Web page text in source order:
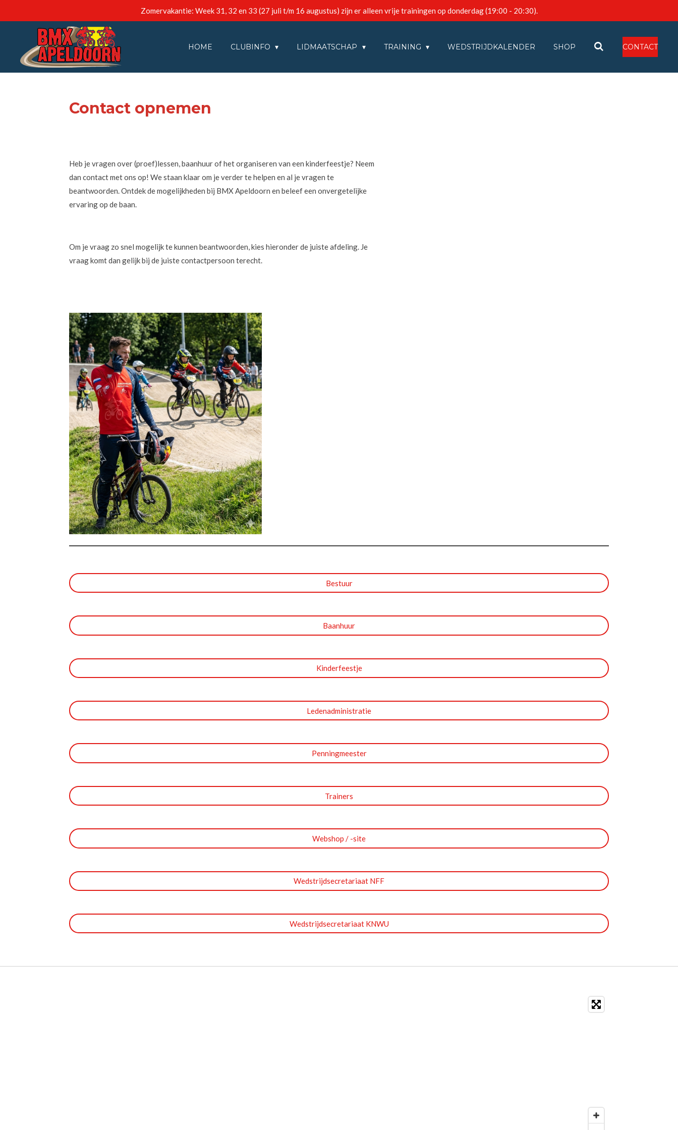
hoofdinhoud
Zomervakantie: Week 31, 32 en 33 (27 juli t/m 16 augustus) zijn er alleen vrije trainingen op donderdag (19:00 - 20:30).
HOME CLUBINFO LIDMAATSCHAP TRAINING WEDSTRIJDKALENDER SHOP CONTACT
Contact opnemen
Heb je vragen over (proef)lessen, baanhuur of het organiseren van een kinderfeestje? Neem
dan contact met ons op! We staan klaar om je verder te helpen en al je vragen te
beantwoorden. Ontdek de mogelijkheden bij BMX Apeldoorn en beleef een onvergetelijke
ervaring op de baan.
Om je vraag zo snel mogelijk te kunnen beantwoorden, kies hieronder de juiste afdeling. Je
vraag komt dan gelijk bij de juiste contactpersoon terecht.
Bestuur
Baanhuur
Kinderfeestje
Ledenadministratie
Penningmeester
Trainers
Webshop / -site
Wedstrijdsecretariaat NFF
Wedstrijdsecretariaat KNWU